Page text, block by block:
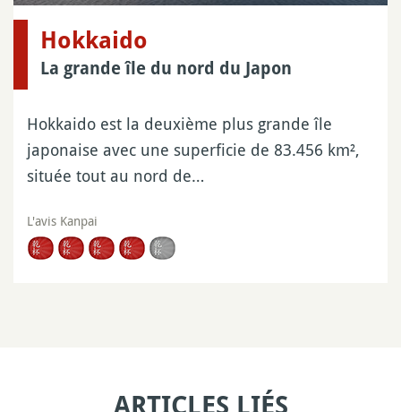
Hokkaido
La grande île du nord du Japon
Hokkaido est la deuxième plus grande île
japonaise avec une superficie de 83.456 km²,
située tout au nord de…
L'avis Kanpai
ARTICLES LIÉS